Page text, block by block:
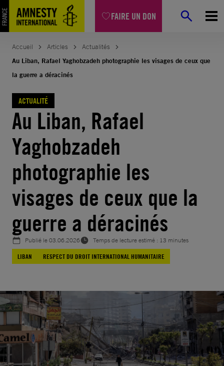
FAIRE UN DON
Aller
au
contenu
Accueil Articles
Actualités
Au Liban, Rafael Yaghobzadeh photographie les visages de ceux que
la guerre a déracinés
ACTUALITÉ
Au Liban, Rafael
Yaghobzadeh
photographie les
visages de ceux que la
guerre a déracinés
Publié le03.06.2026
Temps de lecture estimé : 13 minutes
LIBAN
RESPECT DU DROIT INTERNATIONAL HUMANITAIRE